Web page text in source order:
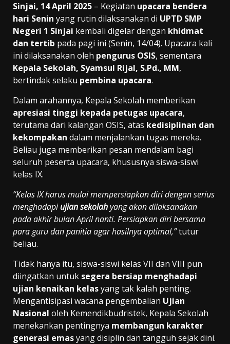
Sinjai, 14 April 2025 – Kegiatan upacara bendera
hari Senin yang rutin dilaksanakan di UPTD SMP
Negeri 1 Sinjai kembali digelar dengan khidmat
dan tertib pada pagi ini (Senin, 14/04). Upacara kali
ini dilaksanakan oleh pengurus OSIS, sementara
Kepala Sekolah, Syamsul Rijal, S.Pd., MM,
bertindak selaku pembina upacara.
Dalam arahannya, Kepala Sekolah memberikan
apresiasi tinggi kepada petugas upacara,
terutama dari kalangan OSIS, atas kedisiplinan dan
kekompakan dalam menjalankan tugas mereka.
Beliau juga memberikan pesan mendalam bagi
seluruh peserta upacara, khususnya siswa-siswi
kelas IX.
“Kelas IX harus mulai mempersiapkan diri dengan serius
menghadapiujian sekolahyang akan dilaksanakan
pada akhir bulan April nanti. Persiapkan diri bersama
para guru dan panitia agar hasilnya optimal,”tutur
beliau.
Tidak hanya itu, siswa-siswi kelas VII dan VIII pun
diingatkan untuk segera bersiap menghadapi
ujian kenaikan kelasyang tak kalah penting.
Mengantisipasi wacana pengembalian Ujian
Nasional oleh Kemendikbudristek, Kepala Sekolah
menekankan pentingnya membangun karakter
generasi emasyang disiplin dan tangguh sejak dini.